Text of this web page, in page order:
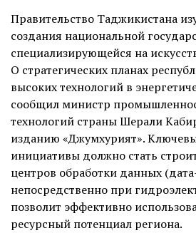
Правительство Таджикистана
создания национальной
специализирующейся на
О стратегических планах
высоких технологий в
сообщил министр
технологий страны Шерали
изданию «Джумхурият».
инициативы должно стать
центров обработки данных
непосредственно при
позволит эффективно
ресурсный потенциал региона.